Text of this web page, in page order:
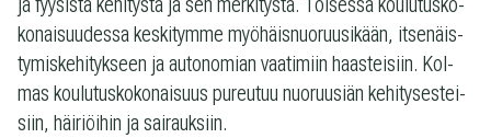
ko­nai­suu­dessa kes­ki­tymme myö­häis­nuo­ruusi­kään, itse­näis­
ty­mis­ke­hi­tyk­seen ja auto­no­mian vaa­ti­miin haas­tei­siin. Kol­
mas kou­lu­tus­ko­ko­nai­suus pureu­tuu nuo­ruusiän kehi­ty­ses­tei­
siin, häi­riöi­hin ja sairauksiin.